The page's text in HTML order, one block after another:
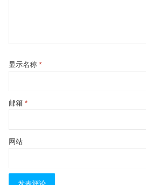
显示名称 *
邮箱 *
网站